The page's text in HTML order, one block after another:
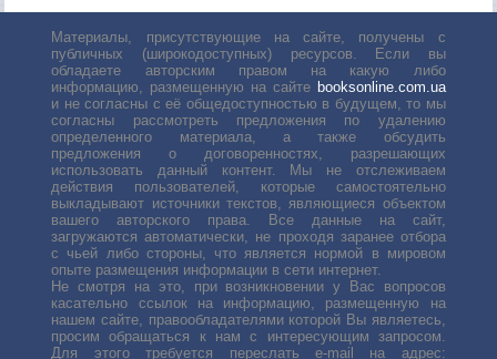
Материалы, присутствующие на сайте, получены с
публичных (широкодоступных) ресурсов. Если вы
обладаете авторским правом на какую либо
информацию, размещенную на сайте booksonline.com.ua
и не согласны с её общедоступностью в будущем, то мы
согласны рассмотреть предложения по удалению
определенного материала, а также обсудить
предложения о договоренностях, разрешающих
использовать данный контент. Мы не отслеживаем
действия пользователей, которые самостоятельно
выкладывают источники текстов, являющиеся объектом
вашего авторского права. Все данные на сайт,
загружаются автоматически, не проходя заранее отбора
с чьей либо стороны, что является нормой в мировом
опыте размещения информации в сети интернет.
Не смотря на это, при возникновении у Вас вопросов
касательно ссылок на информацию, размещенную на
нашем сайте, правообладателями которой Вы являетесь,
просим обращаться к нам с интересующим запросом.
Для этого требуется переслать е-mail на адрес: